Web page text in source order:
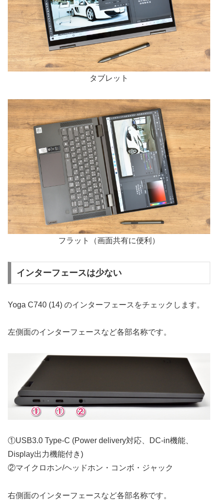
タブレット
フラット（画面共有に便利）
インターフェースは少ない
Yoga C740 (14) のインターフェースをチェックします。
左側面のインターフェースなど各部名称です。
①USB3.0 Type-C (Power delivery対応、DC-in機能、
Display出力機能付き)
②マイクロホン/ヘッドホン・コンボ・ジャック
右側面のインターフェースなど各部名称です。